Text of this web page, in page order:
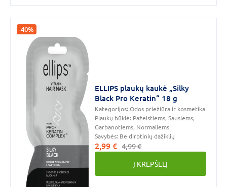
-40%
ELLIPS plaukų kaukė „Silky
Black Pro Keratin“ 18 g
Kategorijos:Odos priežiūra ir kosmetika
Plaukų būklė: Pažeistiems, Sausiems,
Garbanotiems, Normaliems
Savybės: Be dirbtinių dažiklių
2,99 € 4,99 €
Į KREPŠELĮ